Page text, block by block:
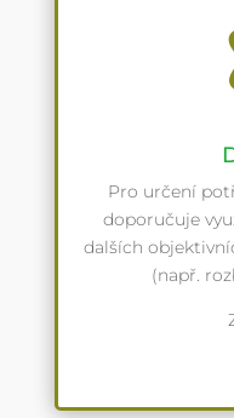
Pro určení
doporučuje
dalších
(např.